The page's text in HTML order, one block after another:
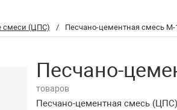
смеси (ЦПС) / Песчано-цементная смесь М-
Песчано-
товаров
Песчано-цементная смесь